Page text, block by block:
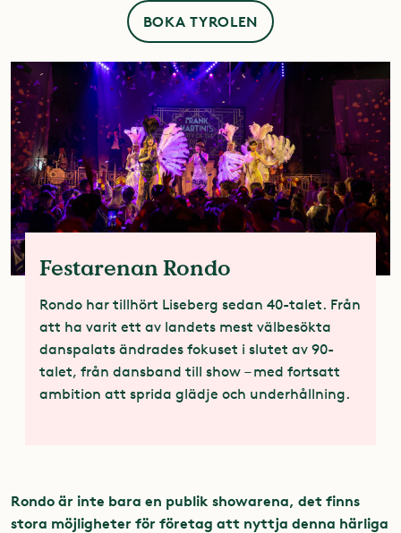
BOKA TYROLEN
Festarenan Rondo
Rondo har tillhört Liseberg sedan 40-talet. Från
att ha varit ett av landets mest välbesökta
danspalats ändrades fokuset i slutet av 90-
talet, från dansband till show – med fortsatt
ambition att sprida glädje och underhållning.
Rondo är inte bara en publik showarena, det finns
stora möjligheter för företag att nyttja denna härliga